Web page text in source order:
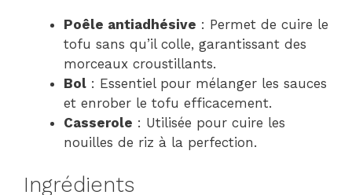
Poêle antiadhésive : Permet de cuire le
tofu sans qu’il colle, garantissant des
morceaux croustillants.
Bol : Essentiel pour mélanger les sauces
et enrober le tofu efficacement.
Casserole : Utilisée pour cuire les
nouilles de riz à la perfection.
Ingrédients